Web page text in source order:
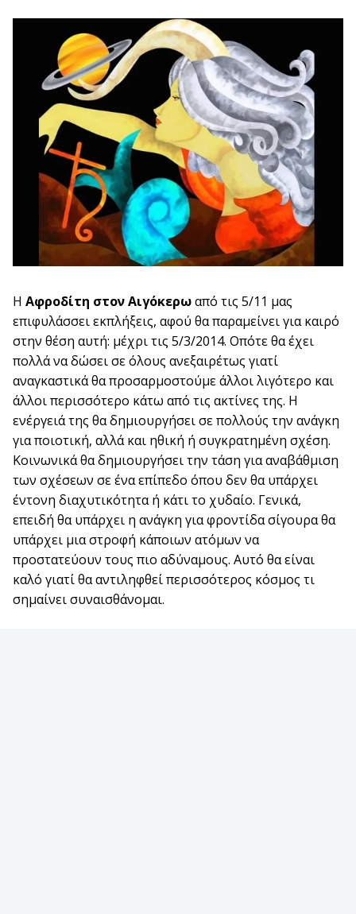
Η Αφροδίτη στον Αιγόκερωαπό τις 5/11 μας
επιφυλάσσει εκπλήξεις, αφού θα παραμείνει για καιρό
στην θέση αυτή: μέχρι τις 5/3/2014. Οπότε θα έχει
πολλά να δώσει σε όλους ανεξαιρέτως γιατί
αναγκαστικά θα προσαρμοστούμε άλλοι λιγότερο και
άλλοι περισσότερο κάτω από τις ακτίνες της. Η
ενέργειά της θα δημιουργήσει σε πολλούς την ανάγκη
για ποιοτική, αλλά και ηθική ή συγκρατημένη σχέση.
Κοινωνικά θα δημιουργήσει την τάση για αναβάθμιση
των σχέσεων σε ένα επίπεδο όπου δεν θα υπάρχει
έντονη διαχυτικότητα ή κάτι το χυδαίο. Γενικά,
επειδή θα υπάρχει η ανάγκη για φροντίδα σίγουρα θα
υπάρχει μια στροφή κάποιων ατόμων να
προστατεύουν τους πιο αδύναμους. Αυτό θα είναι
καλό γιατί θα αντιληφθεί περισσότερος κόσμος τι
σημαίνει συναισθάνομαι.